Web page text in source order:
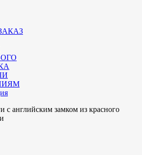
с английским замком из красного